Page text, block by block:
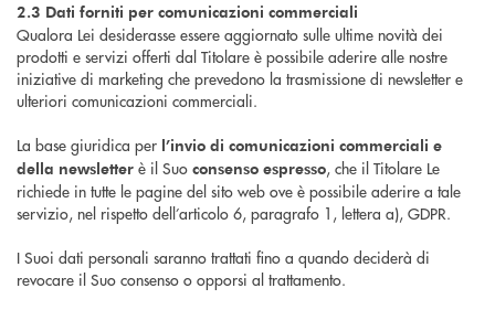
2.3 Dati forniti per comunicazioni commerciali
Qualora Lei desiderasse essere aggiornato sulle ultime novità dei
prodotti e servizi offerti dal Titolare è possibile aderire alle nostre
iniziative di marketing che prevedono la trasmissione di newsletter e
ulteriori comunicazioni commerciali.
La base giuridica per l’invio di comunicazioni commerciali e
della newsletter è il Suo consenso espresso, che il Titolare Le
richiede in tutte le pagine del sito web ove è possibile aderire a tale
servizio, nel rispetto dell’articolo 6, paragrafo 1, lettera a), GDPR.
I Suoi dati personali saranno trattati fino a quando deciderà di
revocare il Suo consenso o opporsi al trattamento.